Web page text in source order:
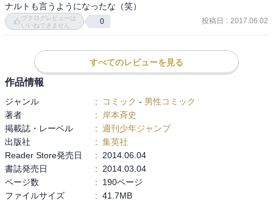
ナルトも言うようになったな（笑）
ブクログレビューは
いいねできません
0 投稿日 : 2017.06.02
すべてのレビューを見る
作品情報
ジャンル : コミック - 男性コミック
著者
:
岸本斉史
掲載誌・レーベル
: 週刊少年ジャンプ
出版社
: 集英社
Reader Store発売日
:
2014.06.04
書誌発売日
:
2014.03.04
ページ数
:
190ページ
ファイルサイズ
: 41.7MB